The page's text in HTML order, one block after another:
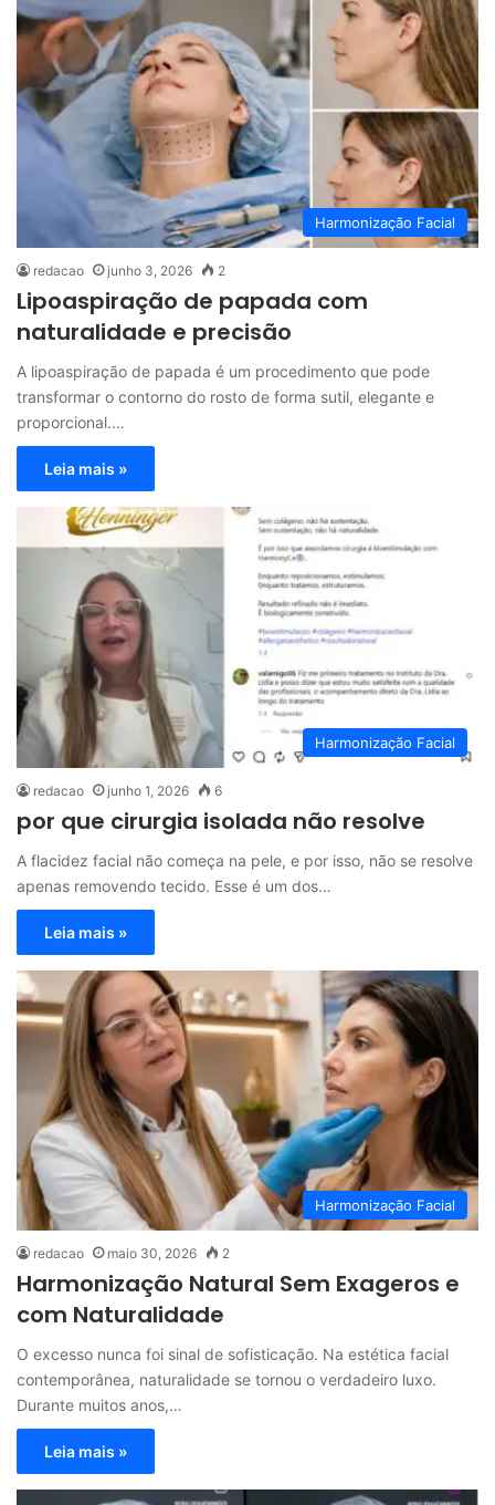
Harmonização Facial
redacao junho 3, 2026 2
Lipoaspiração de papada com
naturalidade e precisão
A lipoaspiração de papada é um procedimento que pode
transformar o contorno do rosto de forma sutil, elegante e
proporcional.…
Leia mais »
Harmonização Facial
redacao junho 1, 2026 6
por que cirurgia isolada não resolve
A flacidez facial não começa na pele, e por isso, não se resolve
apenas removendo tecido. Esse é um dos…
Leia mais »
Harmonização Facial
redacao maio 30, 2026 2
Harmonização Natural Sem Exageros e
com Naturalidade
O excesso nunca foi sinal de sofisticação. Na estética facial
contemporânea, naturalidade se tornou o verdadeiro luxo.
Durante muitos anos,…
Leia mais »